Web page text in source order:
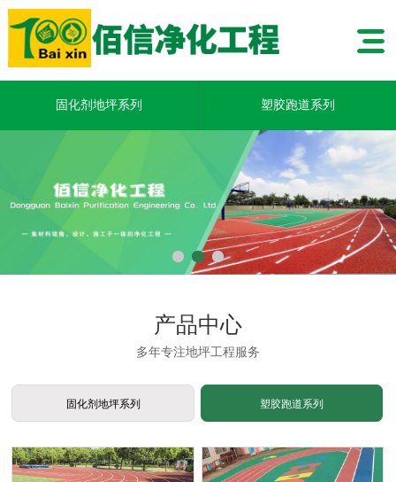
固化剂地坪系列 塑胶跑道系列
产品中心
多年专注地坪工程服务
固化剂地坪系列 塑胶跑道系列